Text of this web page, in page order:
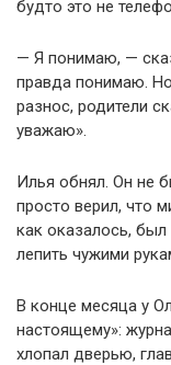
будто это не
— Я понимаю, —
правда понимаю.
разнос, родители
уважаю».
Илья обнял. Он не
просто верил, что
как оказалось, был
лепить чужими
В конце месяца у
настоящему»:
хлопал дверью,